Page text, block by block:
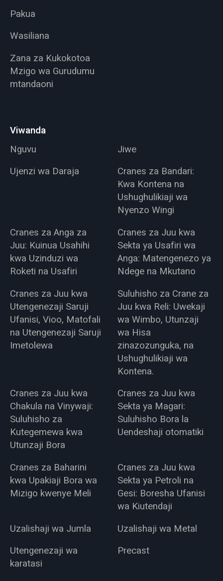
Pakua
Wasiliana
Zana za Kukokotoa
Mzigo wa Gurudumu
mtandaoni
Viwanda
Nguvu
Jiwe
Ujenzi wa Daraja
Cranes za Bandari:
Kwa Kontena na
Ushughulikiaji wa
Nyenzo Wingi
Cranes za Anga za
Juu: Kuinua Usahihi
kwa Uzinduzi wa
Roketi na Usafiri
Cranes za Juu kwa
Sekta ya Usafiri wa
Anga: Matengenezo ya
Ndege na Mkutano
Cranes za Juu kwa
Utengenezaji Saruji
Ufanisi, Vioo, Matofali
na Utengenezaji Saruji
Imetolewa
Suluhisho za Crane za
Juu kwa Reli: Uwekaji
wa Wimbo, Utunzaji
wa Hisa
zinazozunguka, na
Ushughulikiaji wa
Kontena.
Cranes za Juu kwa
Chakula na Vinywaji:
Suluhisho za
Kutegemewa kwa
Utunzaji Bora
Cranes za Juu kwa
Sekta ya Magari:
Suluhisho Bora la
Uendeshaji otomatiki
Cranes za Baharini
kwa Upakiaji Bora wa
Mizigo kwenye Meli
Cranes za Juu kwa
Sekta ya Petroli na
Gesi: Boresha Ufanisi
wa Kiutendaji
Uzalishaji wa Jumla
Uzalishaji wa Metal
Utengenezaji wa
karatasi
Precast